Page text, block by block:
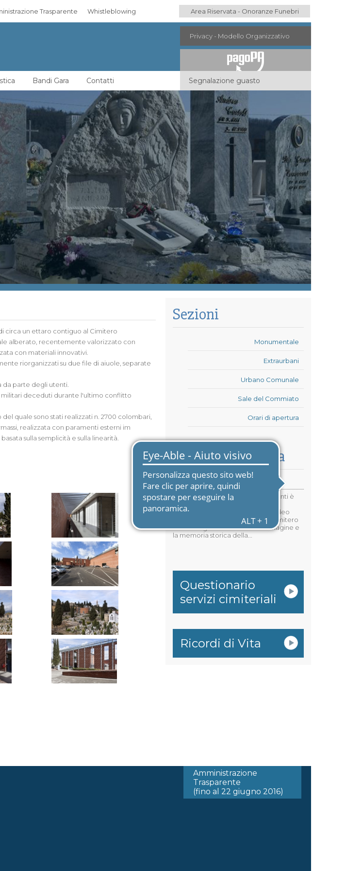
Area Riservata - Onoranze Funebri
Trasparente Whistleblowing
Privacy - Modello Organizzativo
Bandi Gara Contatti Segnalazione guasto
Sezioni
Monumentale
Extraurbani
Urbano Comunale
Sale del Commiato
Orari di apertura
Rassegna Stampa
Video "Ricordi di Vita"
In occasione delle festività Ognissanti è
stato realizzato, grazie alla
partecipazione di Don Gianni, il video
"Ricordi di Vita": per guardare il cimitero
come luogo in cui si riflette l'immagine e
la memoria storica della...
Questionario
servizi cimiteriali
Ricordi di Vita
circa un ettaro contiguo al Cimitero
alberato, recentemente valorizzato con
con materiali innovativi.
riorganizzati su due file di aiuole, separate
parte degli utenti.
militari deceduti durante l'ultimo conflitto
quale sono stati realizzati n. 2700 colombari,
realizzata con paramenti esterni im
sulla semplicità e sulla linearità.
Amministrazione
Trasparente
(fino al 22 giugno 2016)